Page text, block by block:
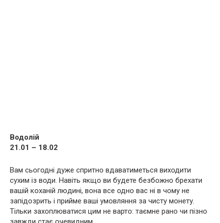
Водолій
21.01 – 18.02
Вам сьогодні дуже спритно вдаватиметься виходити
сухим із води. Навіть якщо ви будете безбожно брехати
вашій коханій людині, вона все одно вас ні в чому не
запідозрить і прийме ваші умовляння за чисту монету.
Тільки захоплюватися цим не варто: таємне рано чи пізно